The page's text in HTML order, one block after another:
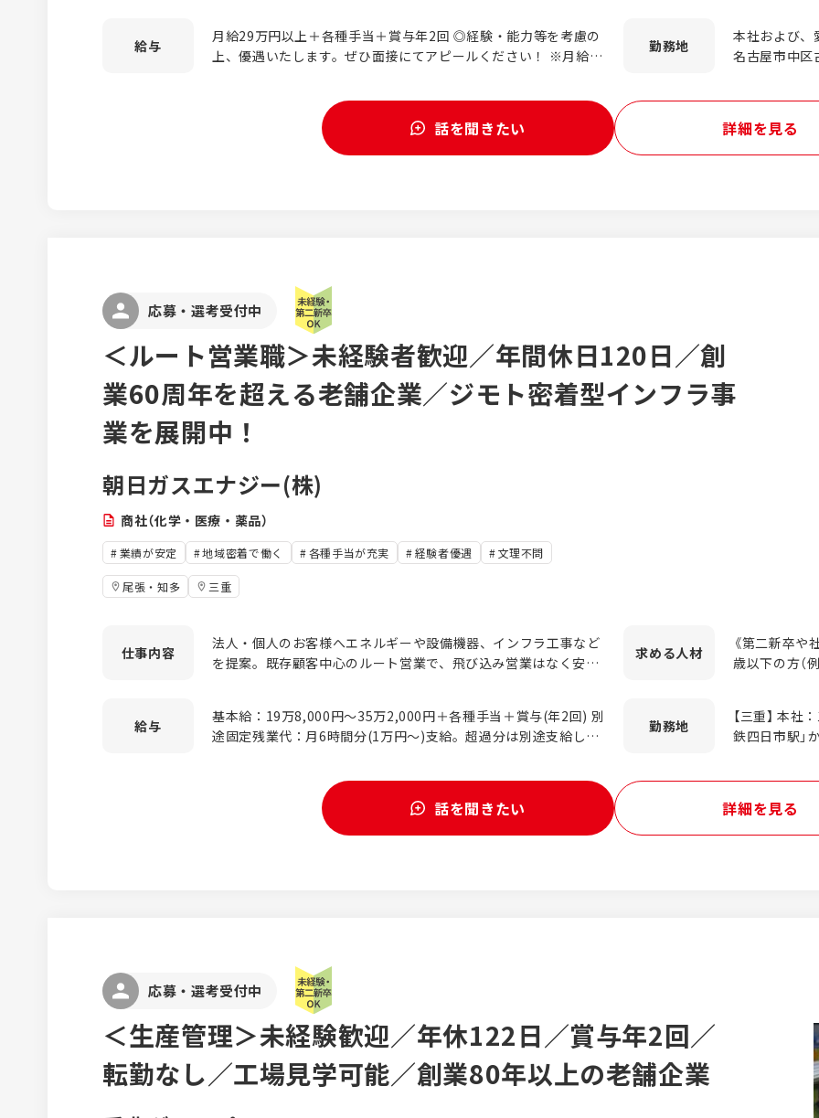
［航空機のCAE解析］ ・航空機関連機器の構造／伝熱解析 ［自動
車のCAE解析］ ・自動車の各種解析（最適化、衝突、機構、強
ベルに応じてカリキュラムを組みます。 全くの未経験であ
れば、対象物の構造やCAE等のツールの基本操作を学ぶことから
スタートします。 座学研修と実技研修を組合わせて、専門知
しめる方 ・
【向いていな
分けて働きた
・機械設計
給与
月給29万円以上＋各種手当＋賞与年2回 ◎経験・能力等を考慮の
上、優遇いたします。ぜひ面接にてアピールください！ ※月給に
給し、残業時間により変動します。 ※試用期間（3ヶ月間）の給与
は、時給1600円以上となります。 年収例 476万円／30歳・入社1
勤務地
本社および、
名古屋市中
話を聞きたい 詳細を見る
応募・選考受付中
＜ルート営業職＞未経験者歓迎／年間休日120日／創
業60周年を超える老舗企業／ジモト密着型インフラ事
業を展開中！
朝日ガスエナジー(株)
商社（化学・医療・薬品）
業績が安定 地域密着で働く 各種手当が充実 経験者優遇 文理不問
尾張・知多 三重
仕事内容
法人・個人のお客様へエネルギーや設備機器、インフラ工事など
を提案。既存顧客中心のルート営業で、飛び込み営業はなく安心
のお客様が8割以上なので、未経験者も安心してスタートできま
す！ ※対応エリア：近隣エリアが中心 ＼環境問題とも真摯に向
の取り組みにも注力。SDGsだけでなく、脱炭素化にも取り組
み、エネルギーの新たな可能性を拓く企業努力を行っています。
【入社後の流れ】 ■配属先でのOJT研修からスタート ガスの仕組
求める人材
《第二新卒や
歳以下の方（
充実 入社後
方、安全管理
能。同期入社
給与
基本給：19万8,000円～35万2,000円＋各種手当＋賞与(年2回) 別
途固定残業代：月6時間分(1万円～)支給。超過分は別途支給しま
を考慮の上、優遇します。 ※3ヶ月間の試用期間あり ※住宅手当
収500万円／係長／10年目 ・年収600万円／課長／15年目
勤務地
【三重】 本
鉄四日市駅」
店：三重県
アクセス／伊
高茶屋小森町
話を聞きたい 詳細を見る
応募・選考受付中
＜生産管理＞未経験歓迎／年休122日／賞与年2回／
転勤なし／工場見学可能／創業80年以上の老舗企業